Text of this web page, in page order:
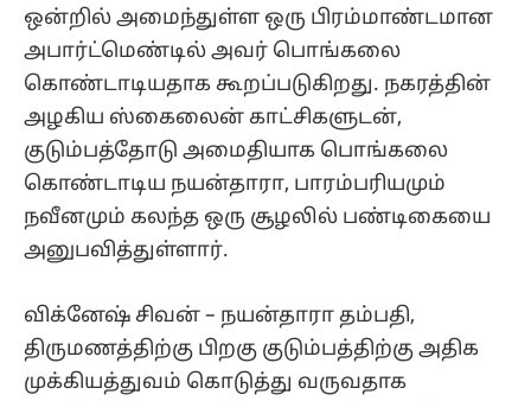
ஒன்றில் அமைந்துள்ள ஒரு பிரம்மாண்டமான
அபார்ட்மெண்டில் அவர் பொங்கலை
கொண்டாடியதாக கூறப்படுகிறது. நகரத்தின்
அழகிய ஸ்கைலைன் காட்சிகளுடன்,
குடும்பத்தோடு அமைதியாக பொங்கலை
கொண்டாடிய நயன்தாரா, பாரம்பரியமும்
நவீனமும் கலந்த ஒரு சூழலில் பண்டிகையை
அனுபவித்துள்ளார்.
விக்னேஷ் சிவன் – நயன்தாரா தம்பதி,
திருமணத்திற்கு பிறகு குடும்பத்திற்கு அதிக
முக்கியத்துவம் கொடுத்து வருவதாக